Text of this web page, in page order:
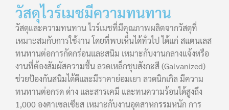
วัสดุไวร์เมชมีความทนทาน
วัสดุและความทนทาน ไวร์เมชที่มีคุณภาพผลิตจากวัสดุที่
เหมาะสมกับการใช้งาน โดยที่พบเห็นได้ทั่วไป ได้แก่ สแตนเลส
ทนทานต่อการกัดกร่อนและสนิม เหมาะกับงานกลางแจ้งหรือ
งานที่ต้องสัมผัสความชื้น ลวดเหล็กชุบสังกะสี (Galvanized)
ช่วยป้องกันสนิมได้ดีและมีราคาย่อมเยา ลวดนิกเกิล มีความ
ทนทานต่อกรด ด่าง และสารเคมี และทนความร้อนได้สูงถึง
1,000 องศาเซลเซียส เหมาะกับงานอุตสาหกรรมหนัก การ